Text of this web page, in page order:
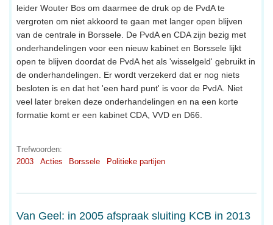
leider Wouter Bos om daarmee de druk op de PvdA te
vergroten om niet akkoord te gaan met langer open blijven
van de centrale in Borssele. De PvdA en CDA zijn bezig met
onderhandelingen voor een nieuw kabinet en Borssele lijkt
open te blijven doordat de PvdA het als 'wisselgeld' gebruikt in
de onderhandelingen. Er wordt verzekerd dat er nog niets
besloten is en dat het 'een hard punt' is voor de PvdA. Niet
veel later breken deze onderhandelingen en na een korte
formatie komt er een kabinet CDA, VVD en D66.
Trefwoorden:
2003
Acties Borssele Politieke partijen
Van Geel: in 2005 afspraak sluiting KCB in 2013